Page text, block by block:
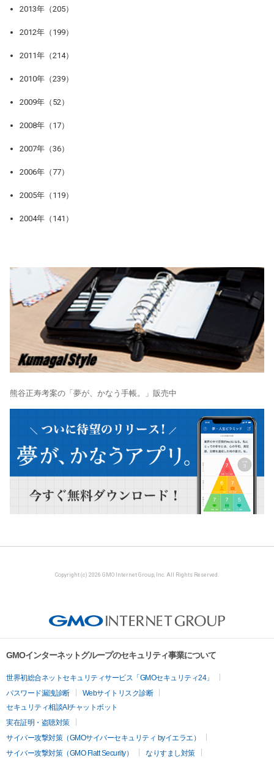
2013年（205）
2012年（199）
2011年（214）
2010年（239）
2009年（52）
2008年（17）
2007年（36）
2006年（77）
2005年（119）
2004年（141）
熊谷正寿考案の「夢が、かなう手帳。」販売中
Copyright (c) 2026 GMO Internet Group, Inc. All Rights Reserved.
GMOインターネットグループのセキュリティ事業について
世界初総合ネットセキュリティサービス「GMOセキュリティ24」
パスワード漏洩診断
Webサイトリスク診断
セキュリティ相談AIチャットボット
実在証明・盗聴対策
サイバー攻撃対策（GMOサイバーセキュリティ byイエラエ）
サイバー攻撃対策（GMO Flatt Security）
なりすまし対策